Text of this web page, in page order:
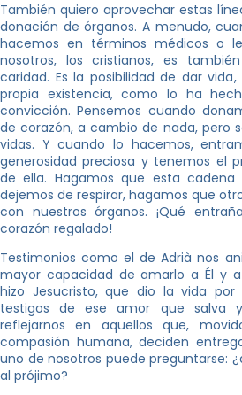
También quiero aprovechar estas
donación de órganos. A menudo,
hacemos en términos médicos o
nosotros, los cristianos, es
caridad. Es la posibilidad de dar
propia existencia, como lo ha
convicción. Pensemos cuando
de corazón, a cambio de nada, pero
vidas. Y cuando lo hacemos,
generosidad preciosa y tenemos el
de ella. Hagamos que esta
dejemos de respirar, hagamos que
con nuestros órganos. ¡Qué
corazón regalado!
Testimonios como el de Adrià nos
mayor capacidad de amarlo a Él y
hizo Jesucristo, que dio la vida por
testigos de ese amor que salva
reflejarnos en aquellos que,
compasión humana, deciden
uno de nosotros puede preguntarse:
al prójimo?